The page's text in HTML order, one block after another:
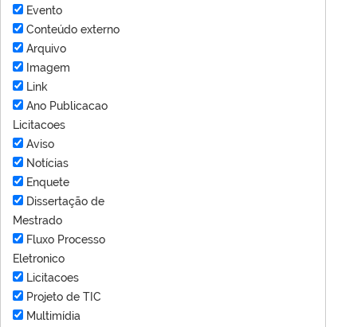
Evento
Conteúdo externo
Arquivo
Imagem
Link
Ano Publicacao
Licitacoes
Aviso
Notícias
Enquete
Dissertação de
Mestrado
Fluxo Processo
Eletronico
Licitacoes
Projeto de TIC
Multimídia